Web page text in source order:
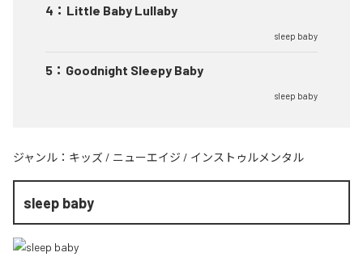
4 ： Little Baby Lullaby
sleep baby
5 ： Goodnight Sleepy Baby
sleep baby
ジャンル： キッズ / ニューエイジ / インストゥルメンタル
sleep baby